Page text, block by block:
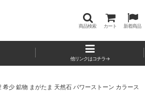
商品検索 カート 新着商品
他リンクはコチラ→
少 鉱物 まがたま 天然石 パワーストーン カラース